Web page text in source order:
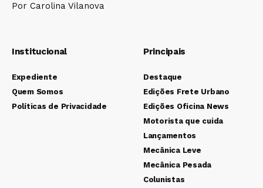
Por Carolina Vilanova
Institucional
Expediente
Quem Somos
Políticas de Privacidade
Principais
Destaque
Edições Frete Urbano
Edições Oficina News
Motorista que cuida
Lançamentos
Mecânica Leve
Mecânica Pesada
Colunistas